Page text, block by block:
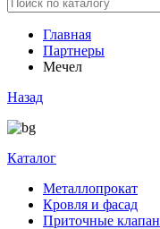
Главная
Партнеры
Мечел
Назад
Каталог
Металлопрокат
Кровля и фасад
Приточные